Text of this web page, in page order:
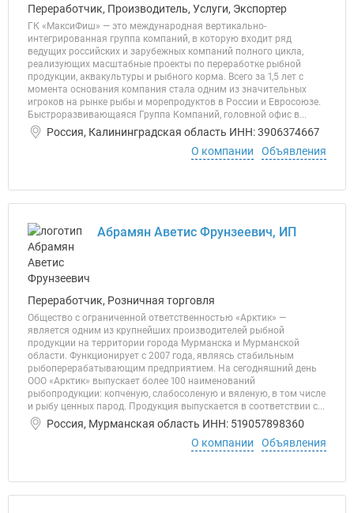
Переработчик, Производитель, Услуги, Экспортер
ГК «МаксиФиш» — это международная вертикально-
интегрированная группа компаний, в которую входит ряд
ведущих российских и зарубежных компаний полного цикла,
реализующих масштабные проекты по переработке рыбной
продукции, аквакультуры и рыбного корма. Всего за 1,5 лет с
момента основания компания стала одним из значительных
игроков на рынке рыбы и морепродуктов в России и Евросоюзе.
Быстроразвивающаяся Группа Компаний, головной офис в...
Россия, Калининградская область ИНН: 3906374667
О компании
Объявления
Абрамян Аветис Фрунзеевич, ИП
Переработчик, Розничная торговля
Общество с ограниченной ответственностью «Арктик» —
является одним из крупнейших производителей рыбной
продукции на территории города Мурманска и Мурманской
области. Функционирует с 2007 года, являясь стабильным
рыбоперерабатывающим предприятием. На сегодняшний день
ООО «Арктик» выпускает более 100 наименований
рыбопродукции: копченую, слабосоленую и вяленую, в том числе
и рыбу ценных парод. Продукция выпускается в соответствии с...
Россия, Мурманская область ИНН: 519057898360
О компании
Объявления